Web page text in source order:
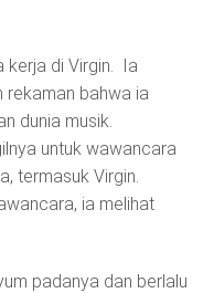
kerja di Virgin. Ia
rekaman bahwa ia
dunia musik.
untuk wawancara
termasuk Virgin.
ia melihat
padanya dan berlalu